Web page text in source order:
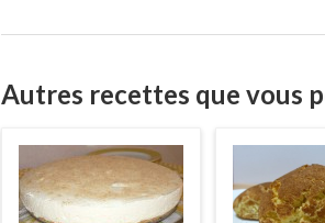
Autres recettes que vous